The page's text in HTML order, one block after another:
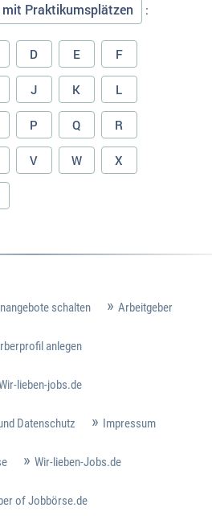
mit Praktikumsplätzen :
D E F
J K L
P Q R
V W X
schalten Arbeitgeber
anlegen
lieben-jobs.de
Datenschutz Impressum
Wir-lieben-Jobs.de
of Jobbörse.de